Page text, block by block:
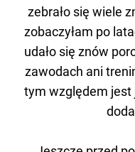
zebrało się wiele
zobaczyłam po
udało się znów
zawodach ani
tym względem jest